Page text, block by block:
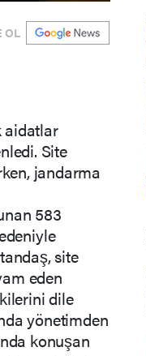
OL
aidatlar
Site
jandarma
583
site
eden
dile
yönetimden
konuşan